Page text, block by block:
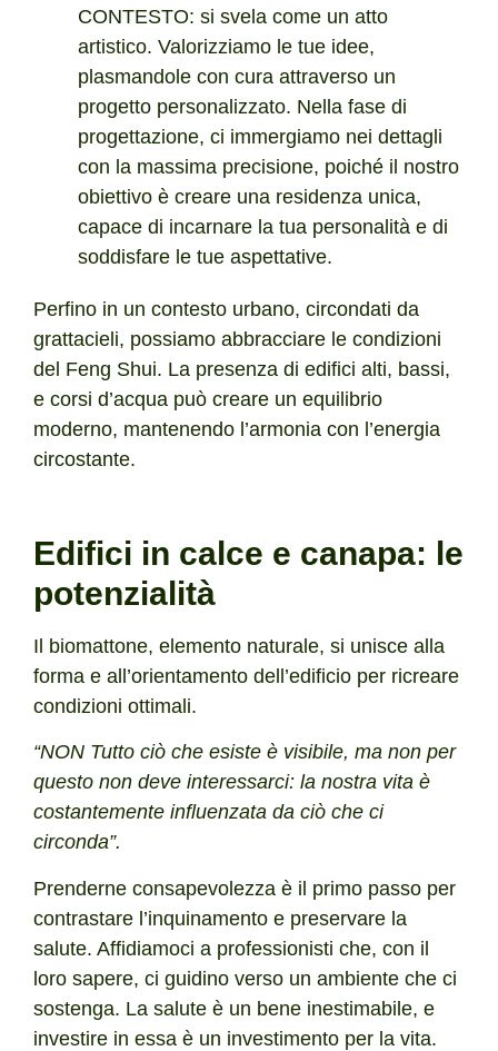
CONTESTO: si svela come un atto
artistico. Valorizziamo le tue idee,
plasmandole con cura attraverso un
progetto personalizzato. Nella fase di
progettazione, ci immergiamo nei dettagli
con la massima precisione, poiché il nostro
obiettivo è creare una residenza unica,
capace di incarnare la tua personalità e di
soddisfare le tue aspettative.
Perfino in un contesto urbano, circondati da
grattacieli, possiamo abbracciare le condizioni
del Feng Shui. La presenza di edifici alti, bassi,
e corsi d’acqua può creare un equilibrio
moderno, mantenendo l’armonia con l’energia
circostante.
Edifici in calce e canapa: le
potenzialità
Il biomattone, elemento naturale, si unisce alla
forma e all’orientamento dell’edificio per ricreare
condizioni ottimali.
“NON Tutto ciò che esiste è visibile, ma non per
questo non deve interessarci: la nostra vita è
costantemente influenzata da ciò che ci
circonda”.
Prenderne consapevolezza è il primo passo per
contrastare l’inquinamento e preservare la
salute. Affidiamoci a professionisti che, con il
loro sapere, ci guidino verso un ambiente che ci
sostenga. La salute è un bene inestimabile, e
investire in essa è un investimento per la vita.